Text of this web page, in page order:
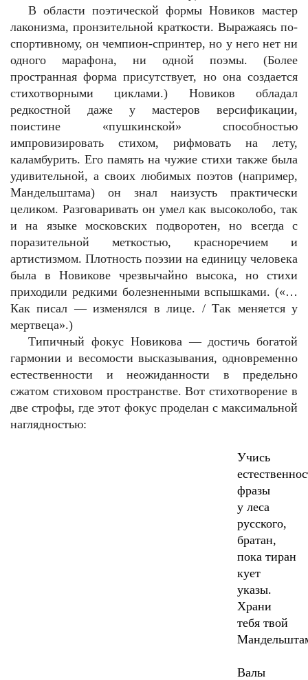
В области поэтической формы Новиков мастер
лаконизма, пронзительной краткости. Выражаясь по-
спортивному, он чемпион-спринтер, но у него нет ни
одного марафона, ни одной поэмы. (Более
пространная форма присутствует, но она создается
стихотворными циклами.) Новиков обладал
редкостной даже у мастеров версификации,
поистине «пушкинской» способностью
импровизировать стихом, рифмовать на лету,
каламбурить. Его память на чужие стихи также была
удивительной, а своих любимых поэтов (например,
Мандельштама) он знал наизусть практически
целиком. Разговаривать он умел как высоколобо, так
и на языке московских подворотен, но всегда с
поразительной меткостью, красноречием и
артистизмом. Плотность поэзии на единицу человека
была в Новикове чрезвычайно высока, но стихи
приходили редкими болезненными вспышками. («…
Как писал — изменялся в лице. / Так меняется у
мертвеца».)
Типичный фокус Новикова — достичь богатой
гармонии и весомости высказывания, одновременно
естественности и неожиданности в предельно
сжатом стиховом пространстве. Вот стихотворение в
две строфы, где этот фокус проделан с максимальной
наглядностью:
Учись
фразы
у леса
русского,
братан,
пока тиран
кует
указы.
Храни
тебя твой
Валы